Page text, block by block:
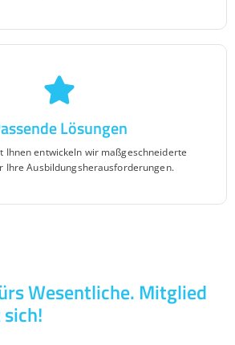
Lösungen
Ihnen entwickeln wir maßgeschneiderte
Ihre Ausbildungsherausforderungen.
Wesentliche. Mitglied